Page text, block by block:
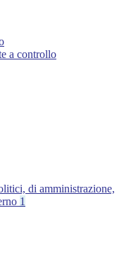
a controllo
di amministrazione,
1